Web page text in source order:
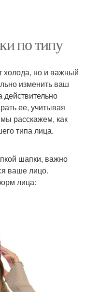
по типу
холода, но и важный
изменить ваш
ее, учитывая
расскажем, как
типа лица.
шапки, важно
ваше лицо.
лица: